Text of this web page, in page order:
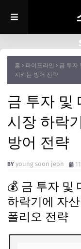
홈 파이프라인
금 투자
지키는 방어 전략
금 투자 및
시장 하락
방어 전략
young soon jeon
💰 금 투자 및
하락기에 자
폴리오 전략